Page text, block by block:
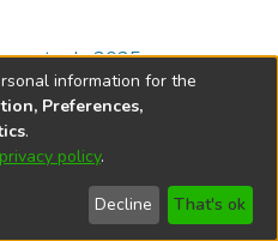
de 2025
de Córdoba
information for the
Preferences,
.
privacy policy.
Decline That's ok